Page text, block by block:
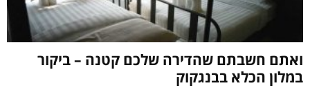
ואתם חשבתם שהדירה שלכם קטנה – ביקור
במלון הכלא בבנגקוק